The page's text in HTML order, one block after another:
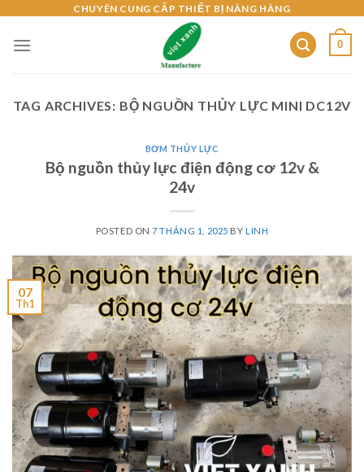
content
CHUYÊN CUNG CẤP THIẾT BỊ NÂNG HÀNG
0
TAG ARCHIVES: BỘ NGUỒN THỦY LỰC MINI DC12V
BƠM THỦY LỰC
Bộ nguồn thủy lực điện động cơ 12v &
24v
POSTED ON7 THÁNG 1, 2025 BY LINH
07
Th1